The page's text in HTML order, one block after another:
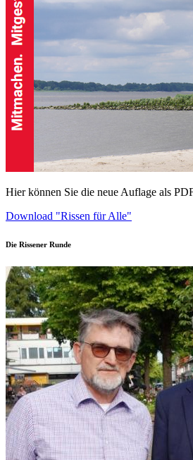
Hier können Sie die neue Auflage als
Download "Rissen für Alle"
Die Rissener Runde